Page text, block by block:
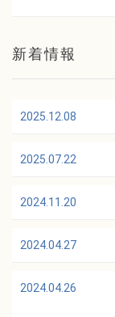
新着情報
2025.12.08
2025.07.22
2024.11.20
2024.04.27
2024.04.26